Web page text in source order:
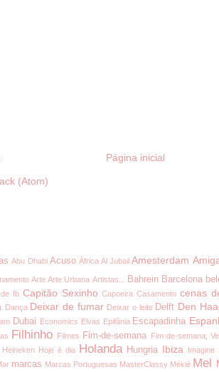
Página inicial
(Atom)
Abu Dhabi Acuso África Al Jubail Amesterdam
Arte Arte Urbana Artistas... Bahrein Barcelona
fb Capitão Sexinho Capoeira Casamento cenas
Dança Deixar de fumar Deixar o leite Delft Den
Dubai Economics Elvas Epifânia Escapadinha
Filhinho Filmes Fim-de-semana Fim-de-semana;
Heineken Hoje é dia Holanda Hungria Ibiza Imagine
marcas Marcas Portuguesas MasterClassy Mékié Mel